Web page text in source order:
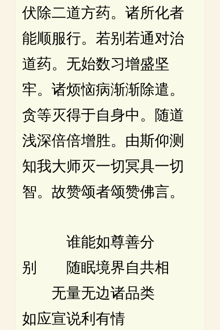
伏除二道方药。诸所化者
能顺服行。若别若通对治
道药。无始数习增盛坚
牢。诸烦恼病渐渐除遣。
贪等灭得于自身中。随道
浅深倍倍增胜。由斯仰测
知我大师灭一切冥具一切
智。故赞颂者颂赞佛言。
谁能如尊善分
别 随眠境界自共相
无量无边诸品类
如应宣说利有情